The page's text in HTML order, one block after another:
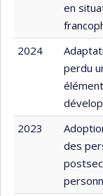
en
2024
perdu
2023
des